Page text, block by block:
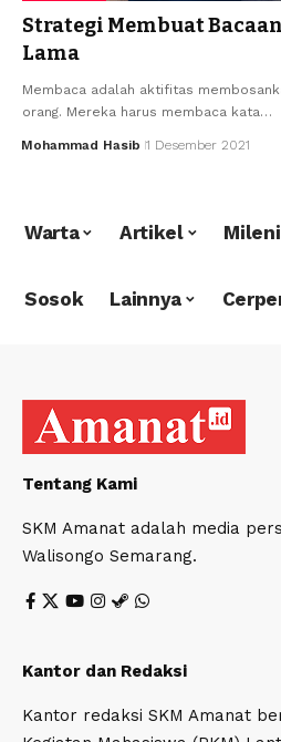
Strategi Membuat
Lama
Membaca adalah aktifitas
orang. Mereka harus membaca kata…
Mohammad Hasib 1 Desember 2021
Warta Artikel
Sosok Lainnya
Tentang Kami
SKM Amanat adalah media
Walisongo Semarang.
Kantor dan Redaksi
Kantor redaksi SKM Amanat